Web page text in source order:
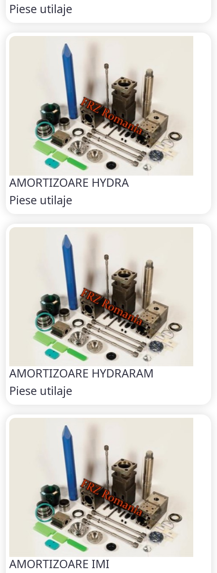
Piese utilaje
AMORTIZOARE HYDRA
Piese utilaje
AMORTIZOARE HYDRARAM
Piese utilaje
AMORTIZOARE IMI